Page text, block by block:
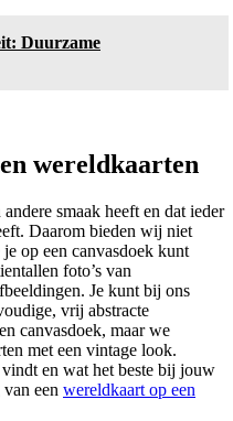
Duurzame
wereldkaarten
smaak heeft en dat ieder
Daarom bieden wij niet
op een canvasdoek kunt
foto’s van
Je kunt bij ons
vrij abstracte
canvasdoek, maar we
met een vintage look.
en wat het beste bij jouw
een wereldkaart op een